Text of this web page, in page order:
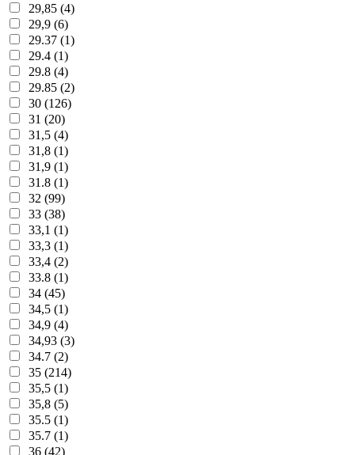
29,85 (4)
29,9 (6)
29.37 (1)
29.4 (1)
29.8 (4)
29.85 (2)
30 (126)
31 (20)
31,5 (4)
31,8 (1)
31,9 (1)
31.8 (1)
32 (99)
33 (38)
33,1 (1)
33,3 (1)
33,4 (2)
33.8 (1)
34 (45)
34,5 (1)
34,9 (4)
34,93 (3)
34.7 (2)
35 (214)
35,5 (1)
35,8 (5)
35.5 (1)
35.7 (1)
36 (42)